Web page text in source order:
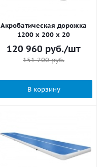
Акробатическая дорожка
1200 x 200 x 20
120 960 руб./шт
151 200руб.
В корзину